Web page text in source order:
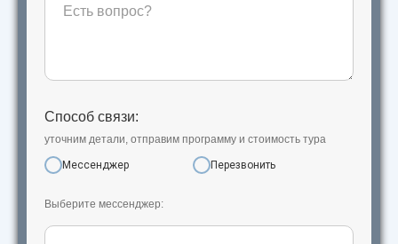
Способ связи:
уточним детали, отправим программу и стоимость тура
Мессенджер Перезвонить
Выберите мессенджер: